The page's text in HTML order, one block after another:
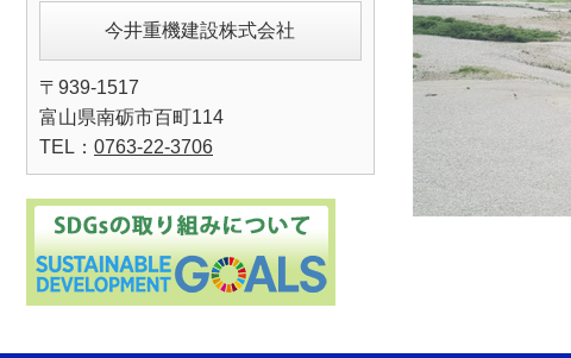
今井重機建設株式会社
〒939-1517
富山県南砺市百町114
TEL： 0763-22-3706